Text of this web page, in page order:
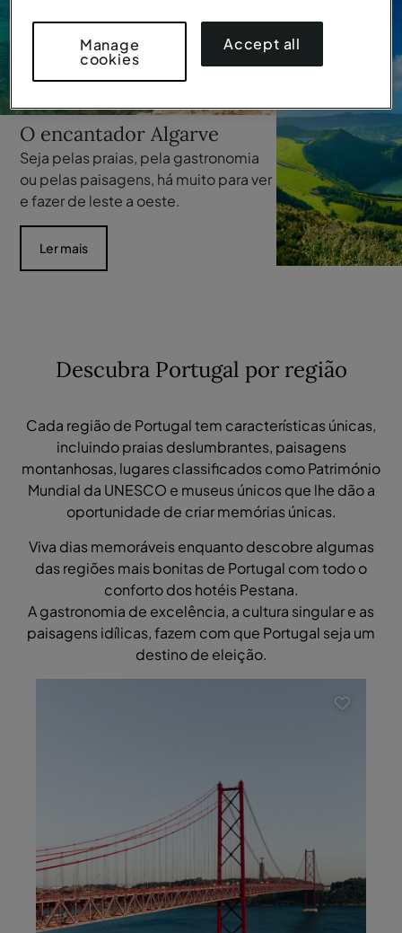
O encantador Algarve
Seja pelas praias, pela gastronomia
ou pelas paisagens, há muito para ver
e fazer de leste a oeste.
Ler mais
Descubra Portugal por região
Cada região de Portugal tem características únicas,
incluindo praias deslumbrantes, paisagens
montanhosas, lugares classificados como Património
Mundial da UNESCO e museus únicos que lhe dão a
oportunidade de criar memórias únicas.
Viva dias memoráveis enquanto descobre algumas
das regiões mais bonitas de Portugal com todo o
conforto dos hotéis Pestana.
A gastronomia de excelência, a cultura singular e as
paisagens idílicas, fazem com que Portugal seja um
destino de eleição.
Accept all
Manage
cookies